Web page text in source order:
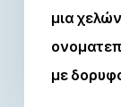
μια
με